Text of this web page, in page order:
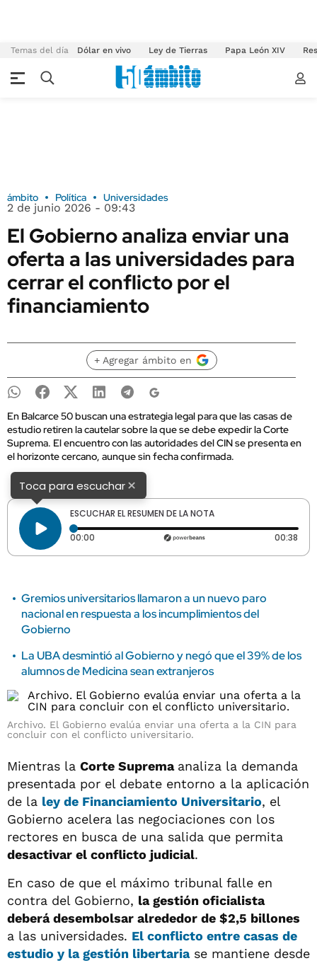
Temas del día Dólar en vivo Ley de Tierras Papa León XIV
ámbito Política Universidades
2 de junio 2026 - 09:43
El Gobierno analiza enviar una
oferta a las universidades para
cerrar el conflicto por el
financiamiento
+ Agregar ámbito en
En Balcarce 50 buscan una estrategia legal para que las casas de
estudio retiren la cautelar sobre la que se debe expedir la Corte
Suprema. El encuentro con las autoridades del CIN se presenta en
el horizonte cercano, aunque sin fecha confirmada.
Toca para escuchar×
ESCUCHAR EL RESUMEN DE LA NOTA
00:00 Tiempo transcurrido: 0 segundos 00:38
Gremios universitarios llamaron a un nuevo paro
nacional en respuesta a los incumplimientos del
Gobierno
La UBA desmintió al Gobierno y negó que el 39% de los
alumnos de Medicina sean extranjeros
Archivo. El Gobierno evalúa enviar una oferta a la CIN para
concluir con el conflicto universitario.
Mientras la Corte Suprema analiza la demanda
presentada por el debate entorno a la aplicación
de la ley de Financiamiento Universitario, el
Gobierno acelera las negociaciones con los
rectores en busca de una salida que permita
desactivar el conflicto judicial.
En caso de que el máximo tribunal falle en
contra del Gobierno, la gestión oficialista
deberá desembolsar alrededor de $2,5 billones
a las universidades. El conflicto entre casas de
estudio y la gestión libertariase mantiene desde